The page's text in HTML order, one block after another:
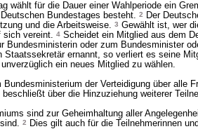
wählt für die Dauer einer Wahlperiode ein
Bundestages besteht. 2
Der
und die Arbeitsweise. 3 Gewählt ist, wer
sich vereint. 4 Scheidet ein Mitglied aus dem
Bundesministerin oder zum Bundesminister
Staatssekretär ernannt, so verliert es seine
ein neues Mitglied zu wählen.
Bundesministerium der Verteidigung über alle
beschließt über die Hinzuziehung weiterer
sind zur Geheimhaltung aller
2 Dies gilt auch für die Teilnehmerinnen